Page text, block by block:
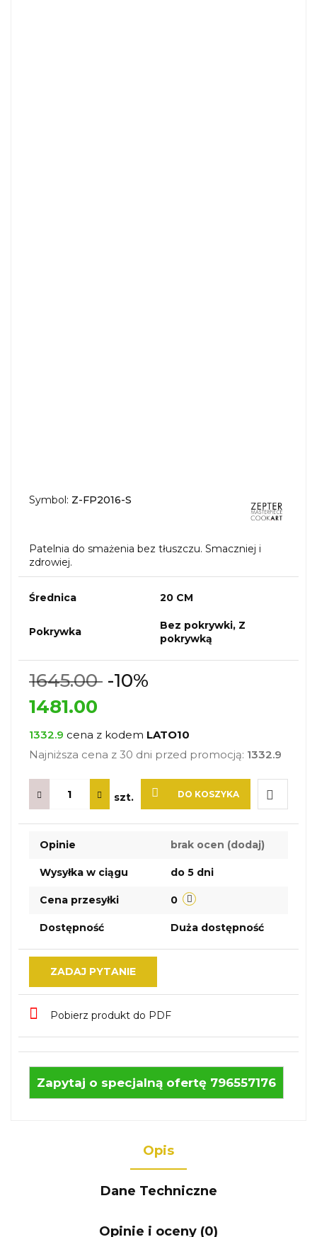
Symbol: Z-FP2016-S
Patelnia do smażenia bez tłuszczu. Smaczniej i
zdrowiej.
Średnica 20 CM
Pokrywka
Bez pokrywki, Z
pokrywką
1645.00 -10%
1481.00
1332.9 cena z kodem LATO10
Najniższa cena z 30 dni przed promocją: 1332.9
szt. DO KOSZYKA
Do
Opinie brak ocen (dodaj)
Wysyłka w ciągu do 5 dni
Cena przesyłki 0
Dostępność Duża dostępność
ZADAJ PYTANIE
Pobierz produkt do PDF
Zapytaj o specjalną ofertę 796557176
Opis
Dane Techniczne
Opinie i oceny (0)